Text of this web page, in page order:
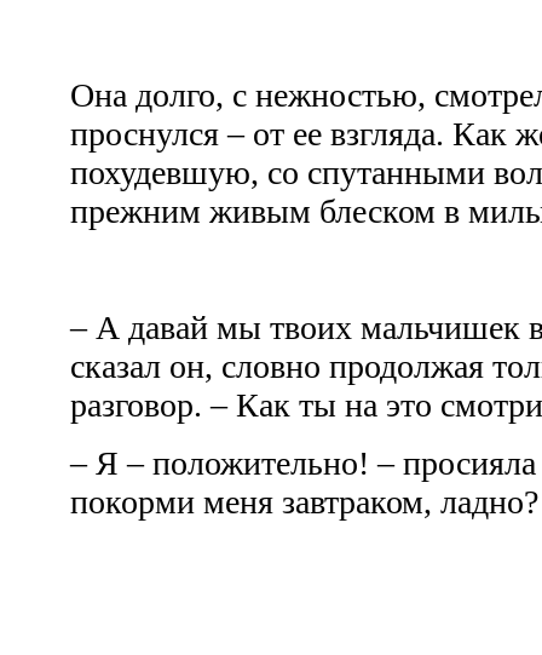
Она долго, с нежностью,
проснулся – от ее взгляда. Как
похудевшую, со спутанными
прежним живым блеском в
– А давай мы твоих мальчишек
сказал он, словно продолжая
разговор. – Как ты на это
– Я – положительно! – просияла
покорми меня завтраком,